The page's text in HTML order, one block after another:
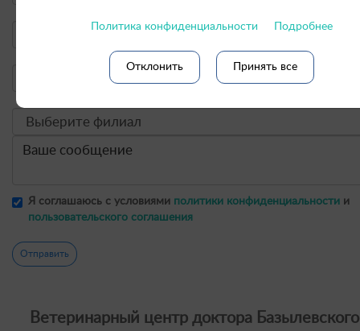
Я соглашаюсь с условиями политики конфиденциальности и
пользовательского соглашения
Отправить
Ветеринарный центр доктора
Политика конфиденциальности Подробнее
Отклонить Принять все